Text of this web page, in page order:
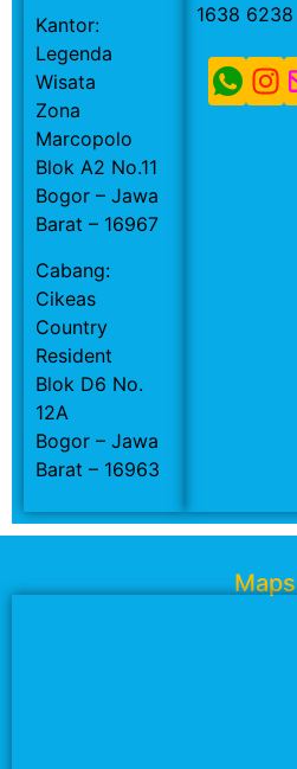
Kantor:
Legenda
Wisata
Zona
Marcopolo
Blok A2 No.11
Bogor – Jawa
Barat – 16967
Cabang:
Cikeas
Country
Resident
Blok D6 No.
12A
Bogor – Jawa
Barat – 16963
1638 6238
Maps